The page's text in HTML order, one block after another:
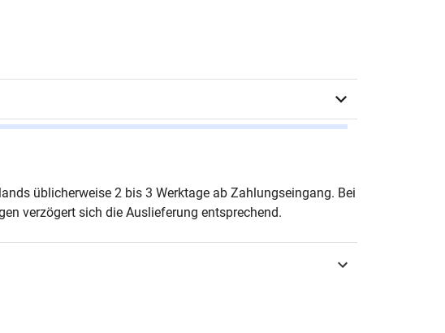
978
üblicherweise 2 bis 3 Werktage ab Zahlungseingang. Bei
verzögert sich die Auslieferung entsprechend.